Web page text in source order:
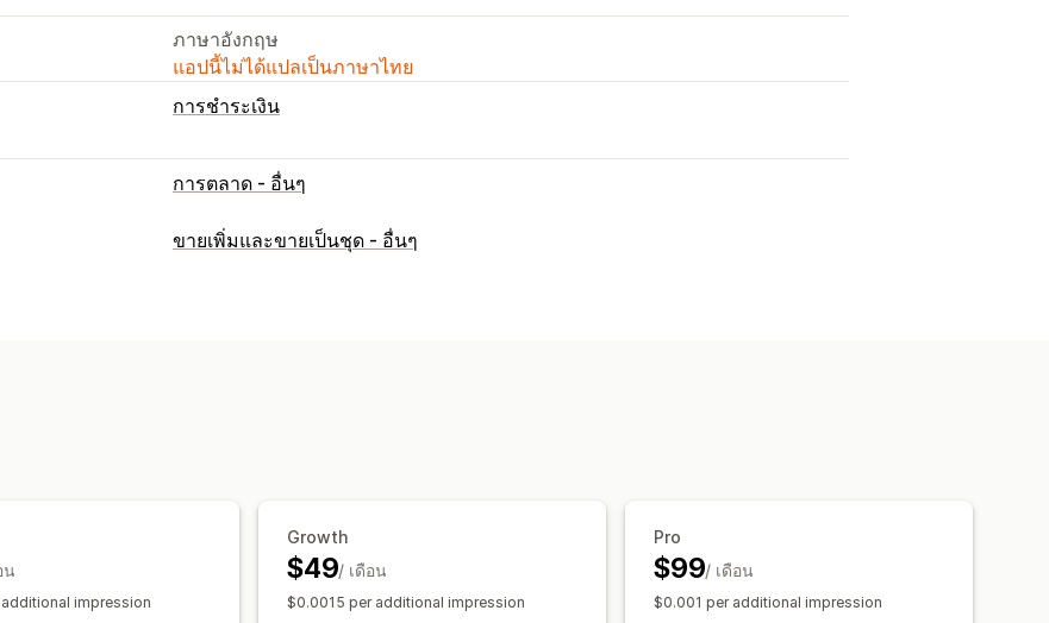
ภาษาอังกฤษ
แอปนี้ไม่ได้แปลเป็นภาษาไทย
การชำระเงิน
การตลาด - อื่นๆ
ขายเพิ่มและขายเป็นชุด - อื่นๆ
น
impression
Growth
$49/ เดือน
$0.0015 per additional impression
Pro
$99/ เดือน
$0.001 per additional impression